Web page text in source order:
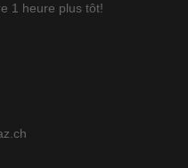
1 heure plus tôt!